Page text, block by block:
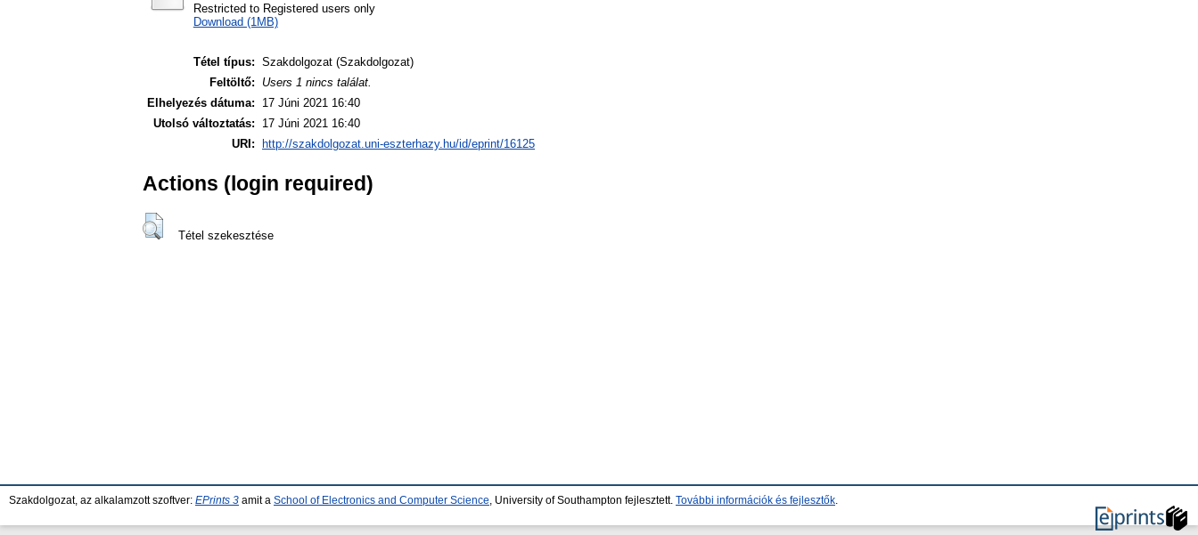
Restricted to Registered users only
Download (1MB)
Tétel típus: Szakdolgozat (Szakdolgozat)
Feltöltő:
Users 1 nincs találat.
Elhelyezés dátuma:
17 Júni 2021 16:40
Utolsó változtatás:
17 Júni 2021 16:40
URI:
http://szakdolgozat.uni-eszterhazy.hu/id/eprint/16125
Actions (login required)
Tétel szekesztése
Szakdolgozat, az alkalamzott szoftver: EPrints 3 amit a School of Electronics and Computer Science , University of Southampton fejlesztett. További információk és fejlesztők